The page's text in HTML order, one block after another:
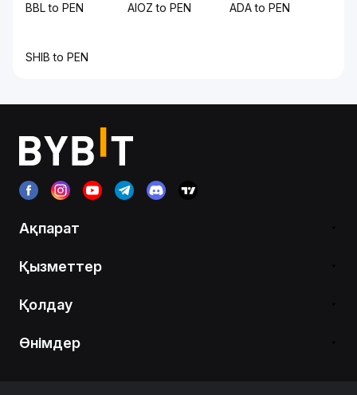
BBL to PEN AIOZ to PEN ADA to PEN
SHIB to PEN
Ақпарат
Қызметтер
Қолдау
Өнімдер